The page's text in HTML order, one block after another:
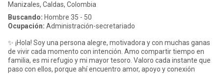
Manizales, Caldas, Colombia
Buscando: Hombre 35 - 50
Ocupación: Administración-secretariado
✨ ¡Hola! Soy una persona alegre, motivadora y con muchas ganas
de vivir cada momento con intención. Amo compartir tiempo en
familia, es mi refugio y mi mayor tesoro. Valoro cada instante que
paso con ellos, porque ahí encuentro amor, apoyo y conexión